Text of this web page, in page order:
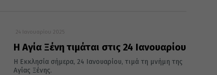
24 Ιανουαρίου 2025
Η Αγία Ξένη τιμάται στις 24 Ιανουαρίου
Η Εκκλησία σήμερα, 24 Ιανουαρίου, τιμά τη μνήμη της
Αγίας Ξένης.